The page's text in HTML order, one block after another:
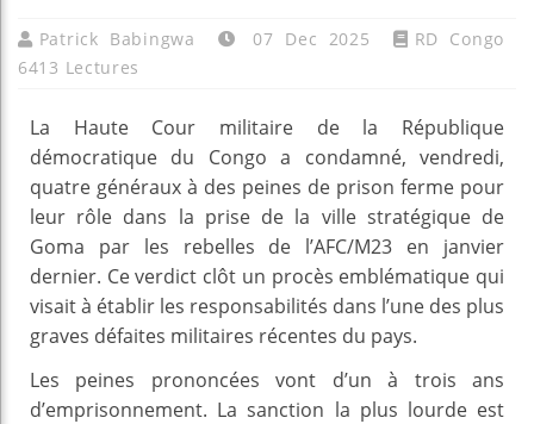
Patrick Babingwa 07 Dec 2025
RD Congo
6413 Lectures
La Haute Cour militaire de la République
démocratique du Congo a condamné, vendredi,
quatre généraux à des peines de prison ferme pour
leur rôle dans la prise de la ville stratégique de
Goma par les rebelles de l’AFC/M23 en janvier
dernier. Ce verdict clôt un procès emblématique qui
visait à établir les responsabilités dans l’une des plus
graves défaites militaires récentes du pays.
Les peines prononcées vont d’un à trois ans
d’emprisonnement. La sanction la plus lourde est